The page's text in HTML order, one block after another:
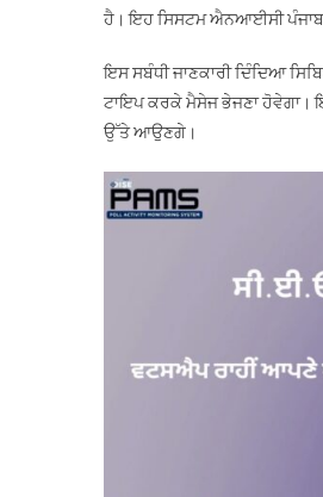
ਹੈ। ਇਹ ਸਿਸਟਮ ਐਨਆਈਸੀ ਪੰਜਾਬ
ਇਸ ਸਬੰਧੀ ਜਾਣਕਾਰੀ ਦਿੰਦਿਆ
ਟਾਇਪ ਕਰਕੇ ਮੈਸੇਜ ਭੇਜਣਾ ਹੋਵੇਗਾ।
ਉੱਤੇ ਆਉਣਗੇ।